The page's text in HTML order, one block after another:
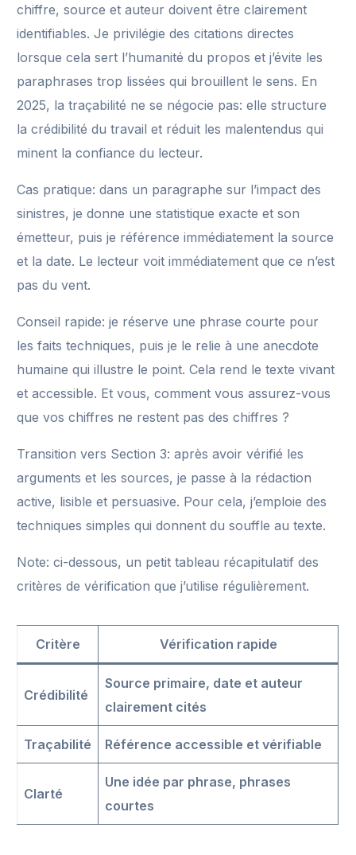
chiffre, source et auteur doivent être clairement
identifiables. Je privilégie des citations directes
lorsque cela sert l’humanité du propos et j’évite les
paraphrases trop lissées qui brouillent le sens. En
2025, la traçabilité ne se négocie pas: elle structure
la crédibilité du travail et réduit les malentendus qui
minent la confiance du lecteur.
Cas pratique: dans un paragraphe sur l’impact des
sinistres, je donne une statistique exacte et son
émetteur, puis je référence immédiatement la source
et la date. Le lecteur voit immédiatement que ce n’est
pas du vent.
Conseil rapide: je réserve une phrase courte pour
les faits techniques, puis je le relie à une anecdote
humaine qui illustre le point. Cela rend le texte vivant
et accessible. Et vous, comment vous assurez-vous
que vos chiffres ne restent pas des chiffres ?
Transition vers Section 3: après avoir vérifié les
arguments et les sources, je passe à la rédaction
active, lisible et persuasive. Pour cela, j’emploie des
techniques simples qui donnent du souffle au texte.
Note: ci-dessous, un petit tableau récapitulatif des
critères de vérification que j’utilise régulièrement.
Critère Vérification rapide
Crédibilité
Source primaire, date et auteur
clairement cités
Traçabilité Référence accessible et vérifiable
Clarté
Une idée par phrase, phrases
courtes